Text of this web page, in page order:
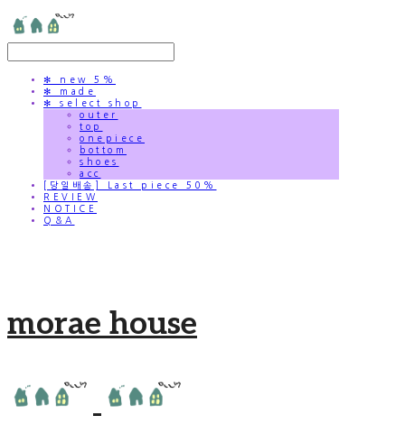
✻ new 5%
✻ made
✻ select shop
outer
top
onepiece
bottom
shoes
acc
[당일배송] Last piece 50%
REVIEW
NOTICE
Q&A
morae house